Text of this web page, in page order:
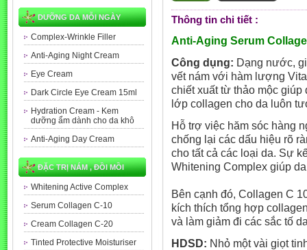
DƯỠNG DA MỖI NGÀY
Complex-Wrinkle Filler
Anti-Aging Night Cream
Eye Cream
Dark Circle Eye Cream 15ml
Hydration Cream - Kem
dưỡng ẩm dành cho da khô
Anti-Aging Day Cream
ĐẶC TRỊ NÁM , ĐỒI MỒI
Whitening Active Complex
Serum Collagen C-10
Cream Collagen C-20
Tinted Protective Moisturiser
Thông tin chi tiết :
Anti-Aging Serum
Công dụng: Dạng nước,
vết nám với hàm lượng
chiết xuất từ thảo mộc
lớp collagen cho da luôn
Hỗ trợ việc hăm sóc hàng
chống lại các dấu hiệu rõ
cho tất cả các loại da. Sự
Whitening Complex giúp
Bên cạnh đó, Collagen C
kích thích tổng hợp
và làm giảm đi các sắc tố
HDSD: Nhỏ một vài giọt